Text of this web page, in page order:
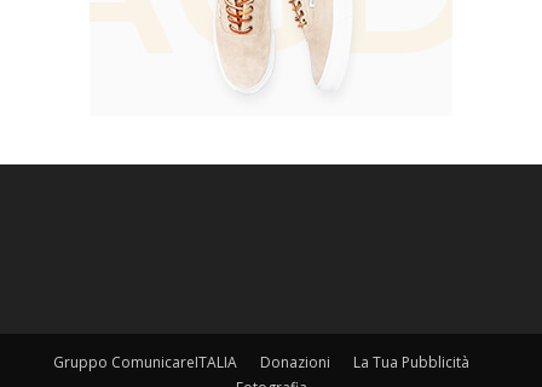
Gruppo ComunicareITALIA Donazioni
La Tua Pubblicità